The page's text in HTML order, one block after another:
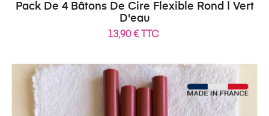
Pack De 4 Bâtons De Cire Flexible Rond | Vert
D'eau
13,90 € TTC